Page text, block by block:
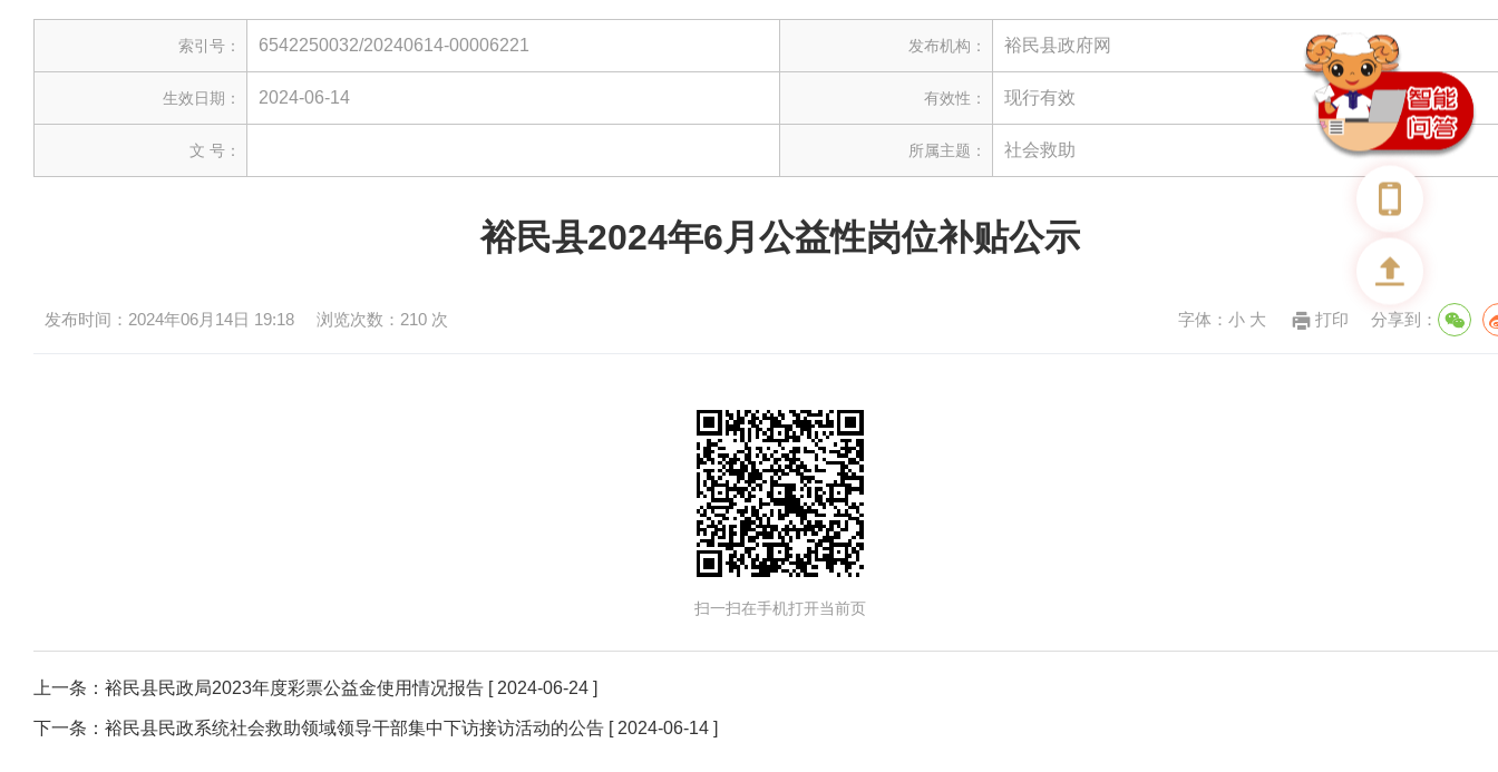
索引号： 6542250032/20240614-00006221 发布机构： 裕民县政府网
生效日期： 2024-06-14 有效性： 现行有效
文 号： 所属主题： 社会救助
裕民县2024年6月公益性岗位补贴公示
发布时间：2024年06月14日 19:18 浏览次数： 210 次 字体： 小 大 打印 分享到：
扫一扫在手机打开当前页
上一条： 裕民县民政局2023年度彩票公益金使用情况报告 [ 2024-06-24 ]
下一条： 裕民县民政系统社会救助领域领导干部集中下访接访活动的公告 [ 2024-06-14 ]